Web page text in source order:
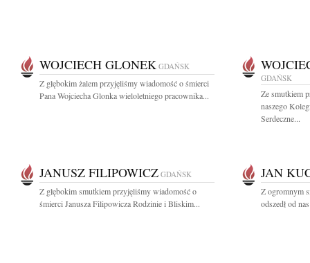
WOJCIECH GLONEK GDAŃSK
Z głębokim żalem przyjęliśmy wiadomość o śmierci
Pana Wojciecha Glonka wieloletniego pracownika...
GDAŃSK
Ze smutkiem
naszego
Serdeczne...
JANUSZ FILIPOWICZ GDAŃSK
Z głębokim smutkiem przyjęliśmy wiadomość o
śmierci Janusza Filipowicza Rodzinie i Bliskim...
JAN
Z ogromnym
odszedł od